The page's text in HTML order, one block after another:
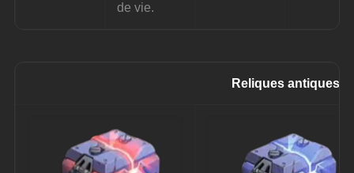
de vie.
Reliques antiques